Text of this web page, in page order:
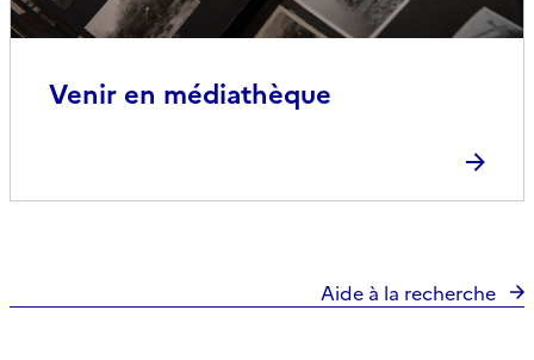
Venir en médiathèque
Aide à la recherche